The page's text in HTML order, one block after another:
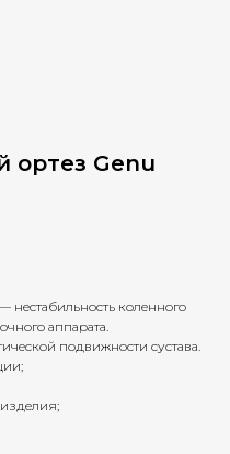
ортез Genu
коленного
аппарата.
подвижности сустава.